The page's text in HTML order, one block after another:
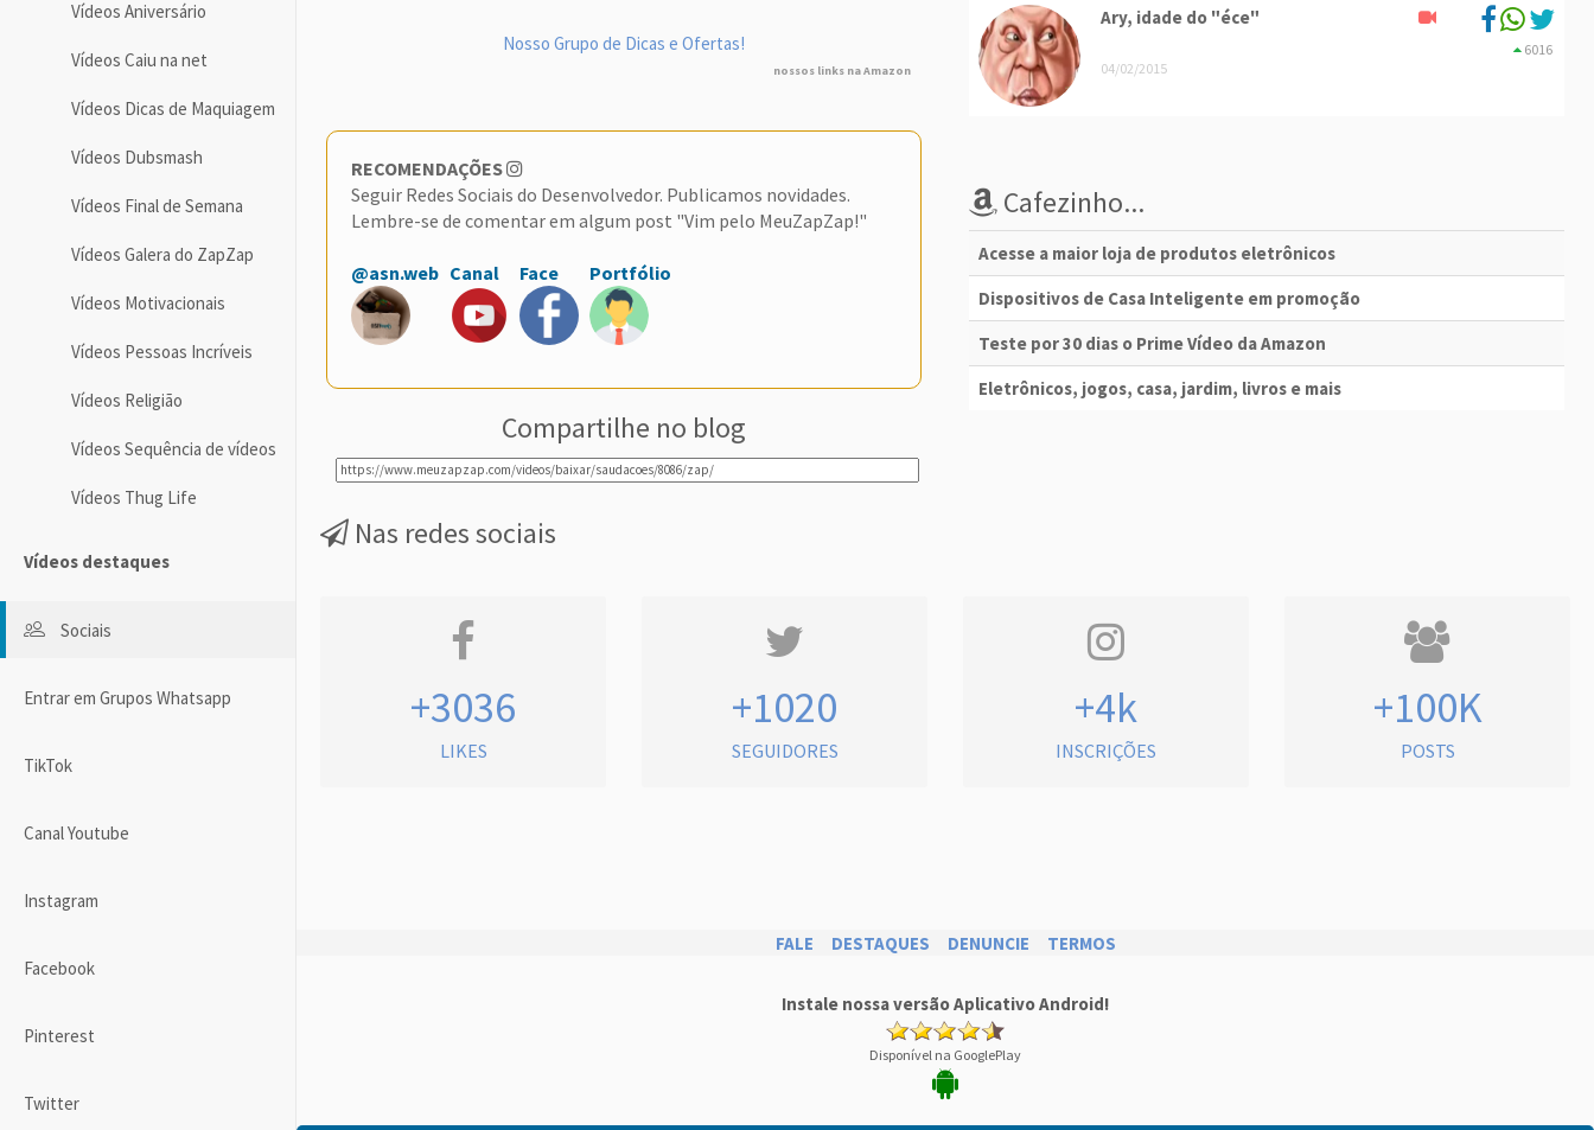
Vídeos Aniversário
Vídeos Caiu na net
Vídeos Dicas de Maquiagem
Vídeos Dubsmash
Vídeos Final de Semana
Vídeos Galera do ZapZap
Vídeos Motivacionais
Vídeos Pessoas Incríveis
Vídeos Religião
Vídeos Sequência de vídeos
Vídeos Thug Life
Vídeos destaques
Sociais
Entrar em Grupos Whatsapp
TikTok
Canal Youtube
Instagram
Facebook
Pinterest
Twitter
Nosso Grupo de Dicas e Ofertas!
nossos links na Amazon
RECOMENDAÇÕES
Seguir Redes Sociais do Desenvolvedor. Publicamos novidades.
Lembre-se de comentar em algum post "Vim pelo MeuZapZap!"
@asn.web Canal Face Portfólio
Compartilhe no blog
Ary, idade do "éce"
04/02/2015
6016
Cafezinho...
Acesse a maior loja de produtos eletrônicos
Dispositivos de Casa Inteligente em promoção
Teste por 30 dias o Prime Vídeo da Amazon
Eletrônicos, jogos, casa, jardim, livros e mais
Nas redes sociais
+3036
LIKES
+1020
SEGUIDORES
+4k
INSCRIÇÕES
+100K
POSTS
FALE DESTAQUES DENUNCIE TERMOS
Instale nossa versão Aplicativo Android!
Disponível na GooglePlay